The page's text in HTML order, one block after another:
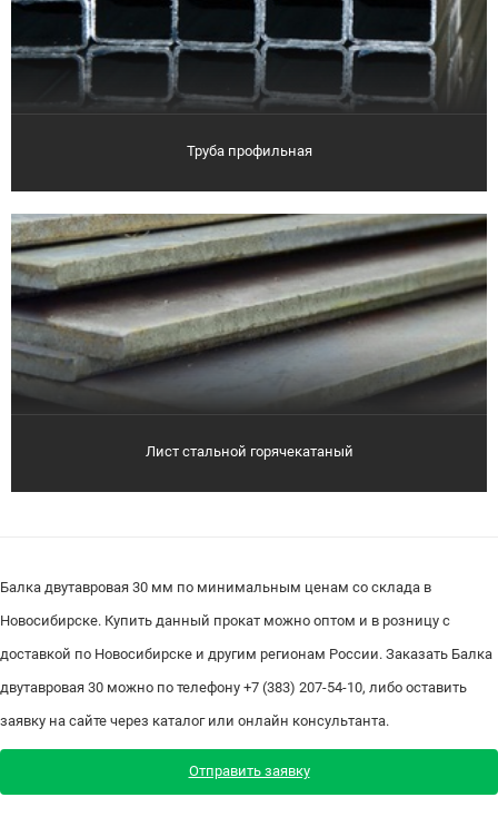
Труба профильная
Лист стальной горячекатаный
Балка двутавровая 30 мм по минимальным ценам со склада в
Новосибирске. Купить данный прокат можно оптом и в розницу с
доставкой по Новосибирске и другим регионам России. Заказать Балка
двутавровая 30 можно по телефону +7 (383) 207-54-10, либо оставить
заявку на сайте через каталог или онлайн консультанта.
Отправить заявку